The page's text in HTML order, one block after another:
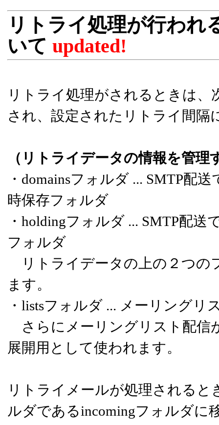
リトライ処理が行われ
いて updated!
リトライ処理がされるときは
され、設定されたリトライ間
（リトライデータの情報を管
・domainsフォルダ ... SMTP配
時保存フォルダ
・holdingフォルダ ... SMTP配
フォルダ
リトライデータの上の２つの
ます。
・listsフォルダ ... メーリングリ
さらにメーリングリスト配信
展開用として使われます。
リトライメールが処理される
ルダであるincomingフォルダに